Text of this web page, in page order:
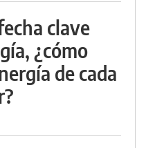
clave
¿cómo
de cada